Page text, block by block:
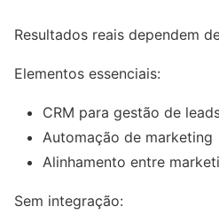
Resultados reais dependem
Elementos essenciais:
CRM para gestão de
Automação de marketing
Alinhamento entre
Sem integração: